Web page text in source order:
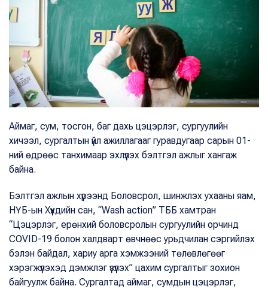
Аймаг, сум, тосгон, баг дахь цэцэрлэг, сургуулийн
хичээл, сургалтын үйл ажиллагааг гуравдугаар сарын 01-
ний өдрөөс танхимаар эхлүүлэх бэлтгэл ажлыг хангаж
байна.
Бэлтгэл ажлын хүрээнд Боловсрол, шинжлэх ухааны яам,
НҮБ-ын Хүүхдийн сан, “Wash action” ТББ хамтран
“Цэцэрлэг, ерөнхий боловсролын сургуулийн орчинд
COVID-19 болон халдварт өвчнөөс урьдчилан сэргийлэх
бэлэн байдал, хариу арга хэмжээний төлөвлөгөөг
хэрэгжүүлэхэд дэмжлэг үзүүлэх” цахим сургалтыг зохион
байгуулж байна. Сургалтад аймаг, сумдын цэцэрлэг,